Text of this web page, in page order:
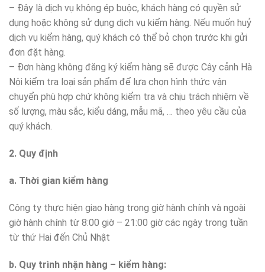
– Đây là dịch vụ không ép buộc, khách hàng có quyền sử
dụng hoặc không sử dụng dịch vụ kiểm hàng. Nếu muốn huỷ
dịch vụ kiểm hàng, quý khách có thể bỏ chọn trước khi gửi
đơn đặt hàng.
– Đơn hàng không đăng ký kiểm hàng sẽ được Cây cảnh Hà
Nội kiểm tra loại sản phẩm để lựa chọn hình thức vận
chuyển phù hợp chứ không kiểm tra và chịu trách nhiệm về
số lượng, màu sắc, kiểu dáng, mẫu mã, … theo yêu cầu của
quý khách.
2. Quy định
a. Thời gian kiểm hàng
Công ty thực hiện giao hàng trong giờ hành chính và ngoài
giờ hành chính từ 8:00 giờ – 21:00 giờ các ngày trong tuần
từ thứ Hai đến Chủ Nhật
b. Quy trình nhận hàng – kiểm hàng: